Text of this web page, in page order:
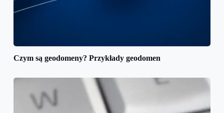
Czym są geodomeny? Przykłady geodomen